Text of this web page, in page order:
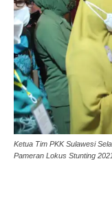
Ketua Tim PKK Sulawesi
Pameran Lokus Stunting